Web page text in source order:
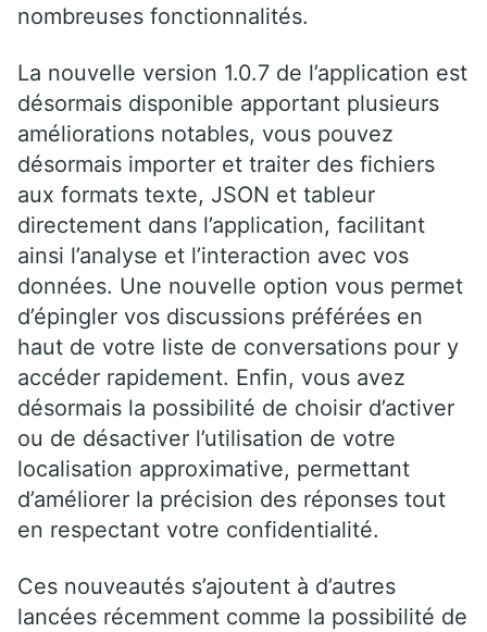
nombreuses fonctionnalités.
La nouvelle version 1.0.7 de l’application est
désormais disponible apportant plusieurs
améliorations notables, vous pouvez
désormais importer et traiter des fichiers
aux formats texte, JSON et tableur
directement dans l’application, facilitant
ainsi l’analyse et l’interaction avec vos
données. Une nouvelle option vous permet
d’épingler vos discussions préférées en
haut de votre liste de conversations pour y
accéder rapidement. Enfin, vous avez
désormais la possibilité de choisir d’activer
ou de désactiver l’utilisation de votre
localisation approximative, permettant
d’améliorer la précision des réponses tout
en respectant votre confidentialité.
Ces nouveautés s’ajoutent à d’autres
lancées récemment comme la possibilité de